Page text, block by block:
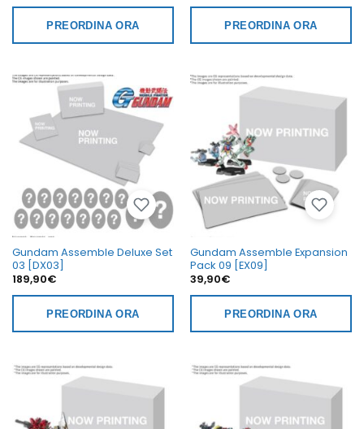
PREORDINA ORA PREORDINA ORA
Gundam Assemble Deluxe Set
03 [DX03]
189,90€
PREORDINA ORA
Gundam Assemble Expansion
Pack 09 [EX09]
39,90€
PREORDINA ORA